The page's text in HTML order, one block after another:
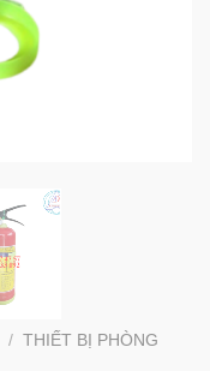
/ THIẾT BỊ PHÒNG